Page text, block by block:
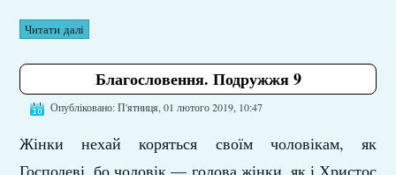
Читати далі
Благословення. Подружжя 9
Опубліковано: П'ятниця, 01 лютого 2019, 10:47
Жінки нехай коряться своїм чоловікам, як
Господеві, бо чоловік — голова жінки, як і Христос